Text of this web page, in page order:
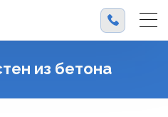
из бетона